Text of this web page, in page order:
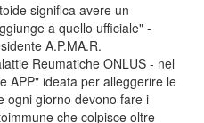
significa avere un
a quello ufficiale" -
A.P.MA.R.
Reumatiche ONLUS - nel
APP" ideata per alleggerire le
ogni giorno devono fare i
che colpisce oltre